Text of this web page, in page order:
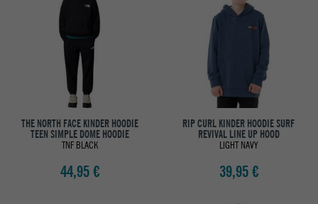
THE NORTH FACE KINDER HOODIE
TEEN SIMPLE DOME HOODIE
TNF BLACK
44,95 €
RIP CURL KINDER HOODIE SURF
REVIVAL LINE UP HOOD
LIGHT NAVY
39,95 €